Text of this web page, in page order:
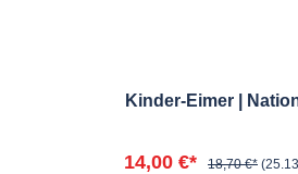
Kinder-Eimer |
14,00 €* 18,70 €*